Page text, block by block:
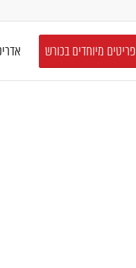
פריטים מיוחדים בכורש